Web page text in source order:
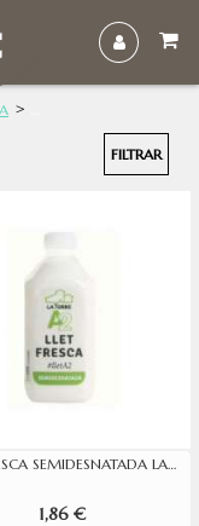
FILTRAR
LLET FRESCA SEMIDESNATADA LA TORRE 1L
1,86 €